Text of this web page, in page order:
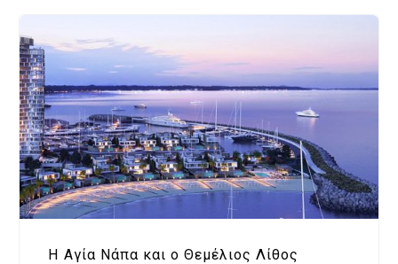
Η Αγία Νάπα και ο Θεμέλιος Λίθος